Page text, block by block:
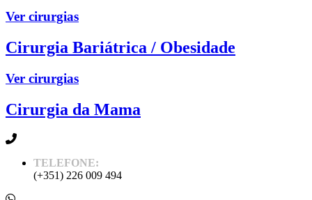
Ver cirurgias
Cirurgia Bariátrica / Obesidade
Ver cirurgias
Cirurgia da Mama
TELEFONE:
(+351) 226 009 494